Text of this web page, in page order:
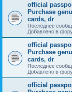
official
Purchase
cards, dr
Последнее
Добавлено в
official
Purchase
cards, dr
Последнее
Добавлено в
official